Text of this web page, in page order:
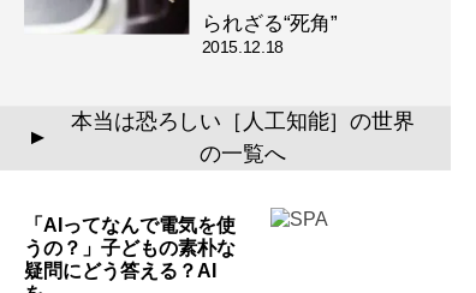
られざる“死角”
2015.12.18
▲
本当は恐ろしい［人工知能］の世界
の一覧へ
「AIってなんで電気を使
うの？」子どもの素朴な
疑問にどう答える？AI